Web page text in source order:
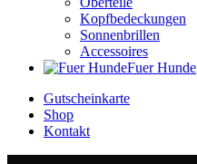
Kopfbedeckungen
Sonnenbrillen
Accessoires
Fuer Hunde
Gutscheinkarte
Shop
Kontakt